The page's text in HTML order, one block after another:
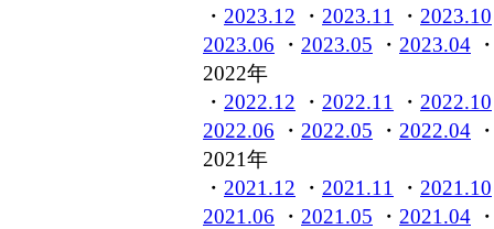
・ 2023.12 ・ 2023.11 ・ 2023.10
2023.06 ・ 2023.05 ・ 2023.04
2022年
・ 2022.12 ・ 2022.11 ・ 2022.10
2022.06 ・ 2022.05 ・ 2022.04
2021年
・ 2021.12 ・ 2021.11 ・ 2021.10
2021.06 ・ 2021.05 ・ 2021.04